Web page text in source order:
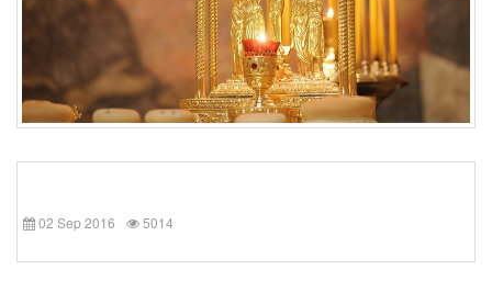
02 Sep 2016 5014